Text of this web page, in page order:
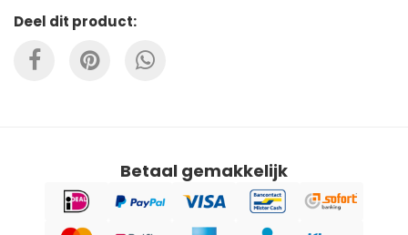
Deel dit product:
Betaal gemakkelijk